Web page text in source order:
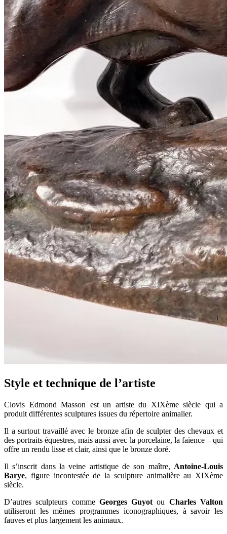
Style et technique de l’artiste
Clovis Edmond Masson est un artiste du XIXème siècle qui a
produit différentes sculptures issues du répertoire animalier.
Il a surtout travaillé avec le bronze afin de sculpter des chevaux et
des portraits équestres, mais aussi avec la porcelaine, la faïence – qui
offre un rendu lisse et clair, ainsi que le bronze doré.
Il s’inscrit dans la veine artistique de son maître, Antoine-Louis
Barye, figure incontestée de la sculpture animalière au XIXème
siècle.
D’autres sculpteurs comme Georges Guyot ou Charles Valton
utiliseront les mêmes programmes iconographiques, à savoir les
fauves et plus largement les animaux.